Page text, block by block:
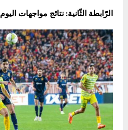
الرّابطة الثّانية: نتائج مواجهات اليوم